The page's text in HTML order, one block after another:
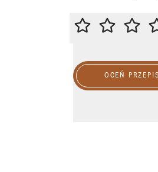
OCEŃ PRZEPIS